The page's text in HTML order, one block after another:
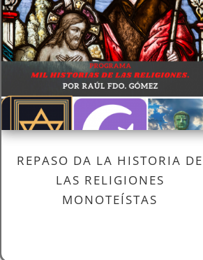
REPASO DA LA HISTORIA DE
LAS RELIGIONES
MONOTEÍSTAS